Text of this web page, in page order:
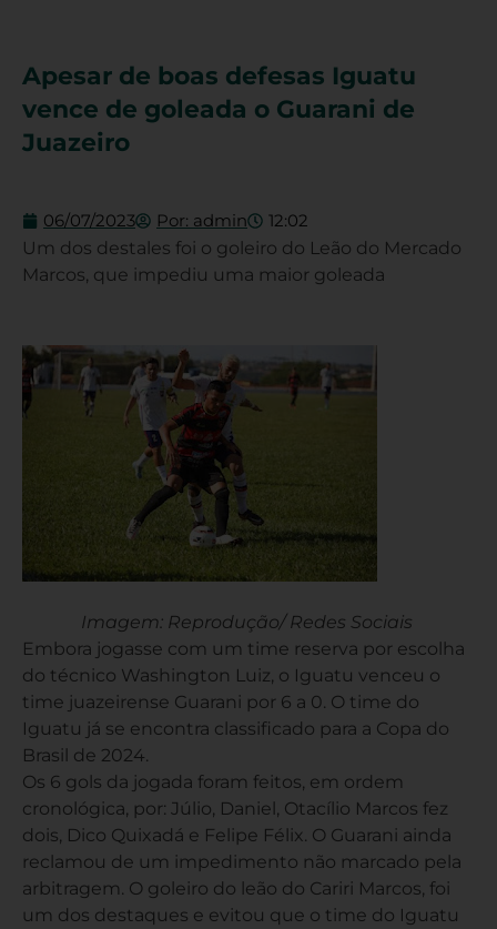
Apesar de boas defesas Iguatu
vence de goleada o Guarani de
Juazeiro
06/07/2023 Por: admin 12:02
Um dos destales foi o goleiro do Leão do Mercado
Marcos, que impediu uma maior goleada
Imagem: Reprodução/ Redes Sociais
Embora jogasse com um time reserva por escolha
do técnico Washington Luiz, o Iguatu venceu o
time juazeirense Guarani por 6 a 0. O time do
Iguatu já se encontra classificado para a Copa do
Brasil de 2024.
Os 6 gols da jogada foram feitos, em ordem
cronológica, por: Júlio, Daniel, Otacílio Marcos fez
dois, Dico Quixadá e Felipe Félix. O Guarani ainda
reclamou de um impedimento não marcado pela
arbitragem. O goleiro do leão do Cariri Marcos, foi
um dos destaques e evitou que o time do Iguatu